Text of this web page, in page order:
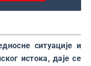
ситуације и
истока, даје се